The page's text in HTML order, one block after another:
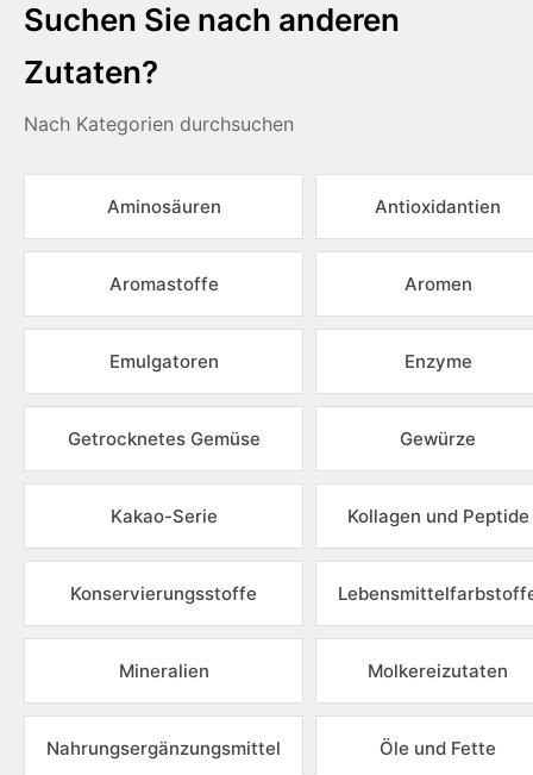
Suchen Sie nach anderen
Zutaten?
Nach Kategorien durchsuchen
Aminosäuren Antioxidantien
Aromastoffe Aromen
Emulgatoren Enzyme
Getrocknetes Gemüse Gewürze
Kakao-Serie Kollagen und Peptide
Konservierungsstoffe
Mineralien Molkereizutaten
Nahrungsergänzungsmittel Öle und Fette